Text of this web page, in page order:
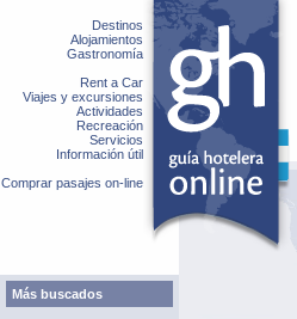
Destinos
Alojamientos
Gastronomía
Rent a Car
Viajes y excursiones
Actividades
Recreación
Servicios
Información útil
Comprar pasajes on-line
Más buscados